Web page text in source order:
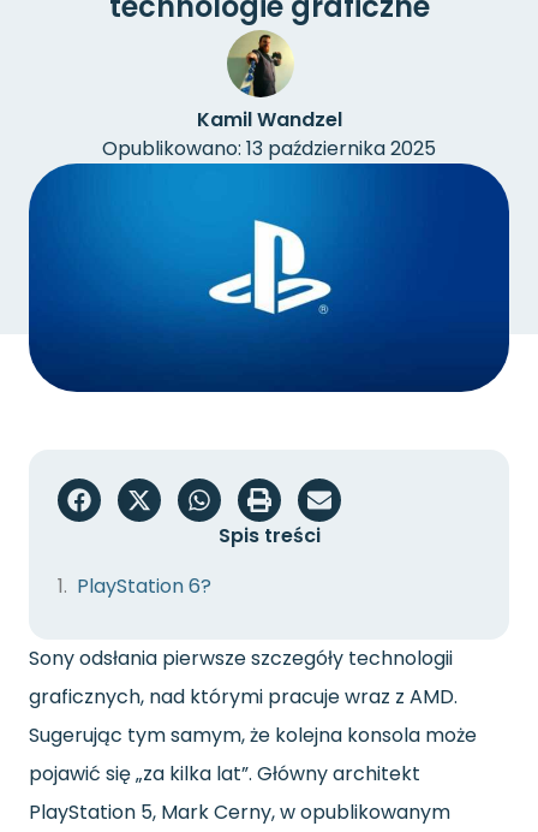
Kamil Wandzel
Opublikowano: 13 października 2025
Spis treści
PlayStation 6?
Sony odsłania pierwsze szczegóły technologii
graficznych, nad którymi pracuje wraz z AMD.
Sugerując tym samym, że kolejna konsola może
pojawić się „za kilka lat”. Główny architekt
PlayStation 5, Mark Cerny, w opublikowanym